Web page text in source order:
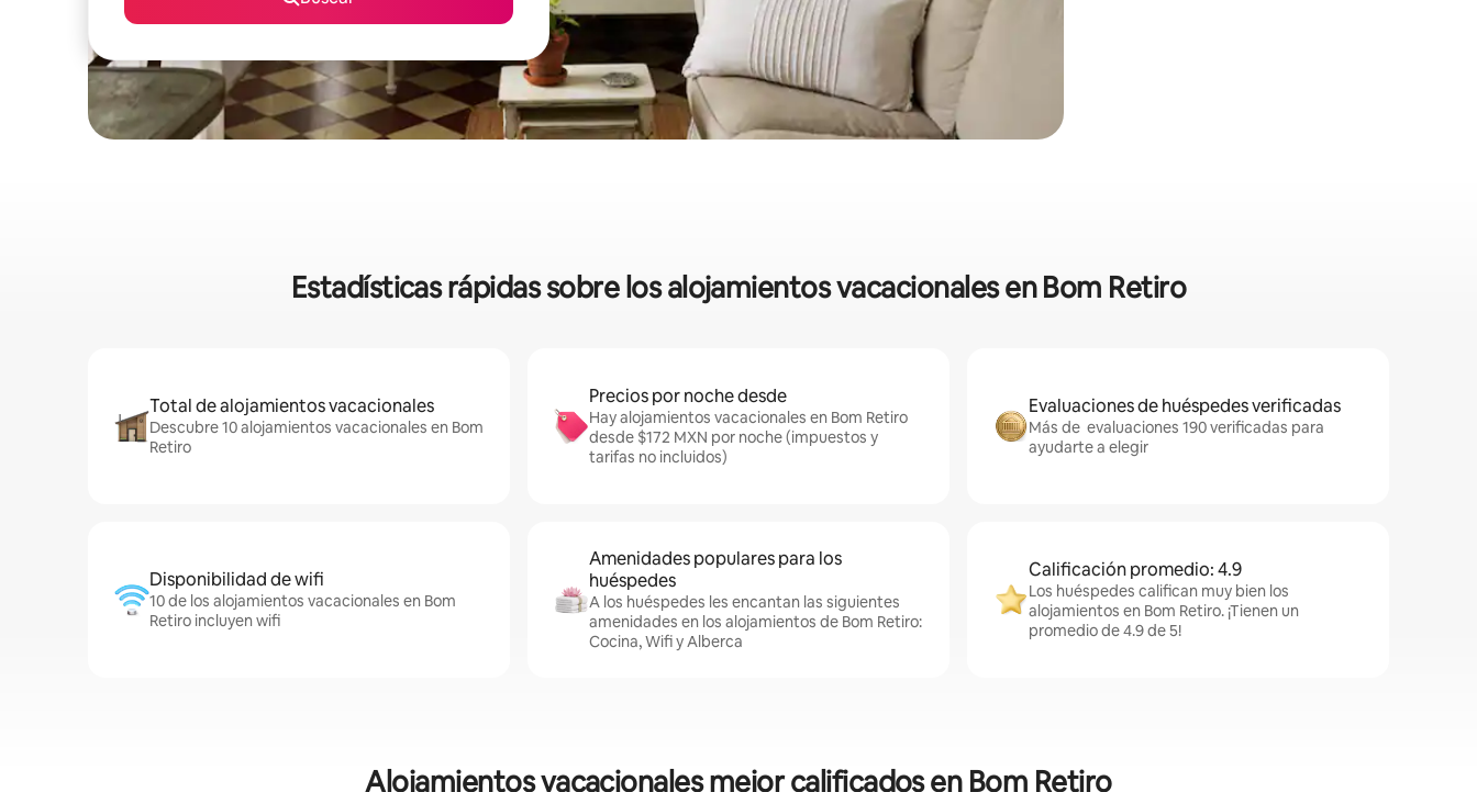
Estadísticas rápidas sobre los alojamientos vacacionales en Bom Retiro
Total de alojamientos vacacionales
Descubre 10 alojamientos vacacionales en Bom
Retiro
Precios por noche desde
Hay alojamientos vacacionales en Bom Retiro
desde $172 MXN por noche (impuestos y
tarifas no incluidos)
Evaluaciones de huéspedes verificadas
Más de evaluaciones 190 verificadas para
ayudarte a elegir
Disponibilidad de wifi
10 de los alojamientos vacacionales en Bom
Retiro incluyen wifi
Amenidades populares para los
huéspedes
A los huéspedes les encantan las siguientes
amenidades en los alojamientos de Bom Retiro:
Cocina, Wifi y Alberca
Calificación promedio: 4.9
Los huéspedes califican muy bien los
alojamientos en Bom Retiro. ¡Tienen un
promedio de 4.9 de 5!
Alojamientos vacacionales mejor calificados en Bom Retiro